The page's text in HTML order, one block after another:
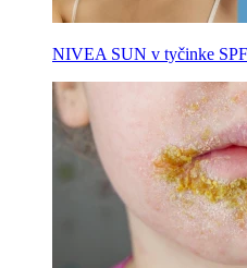
NIVEA SUN v tyčinke SPF